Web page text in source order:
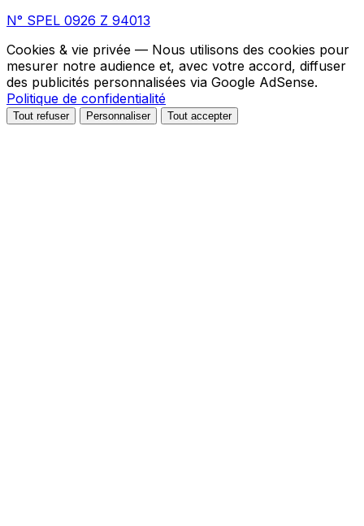
N° SPEL 0926 Z 94013
Cookies & vie privée — Nous utilisons des cookies pour
mesurer notre audience et, avec votre accord, diffuser
des publicités personnalisées via Google AdSense.
Politique de confidentialité
Tout refuser Personnaliser Tout accepter